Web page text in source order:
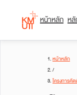
หน้าหลัก ห
หน้าหลัก
/
โครงการคั